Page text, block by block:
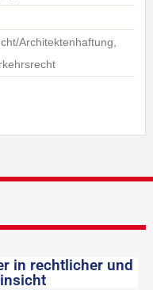
Architektenhaftung,
in rechtlicher und